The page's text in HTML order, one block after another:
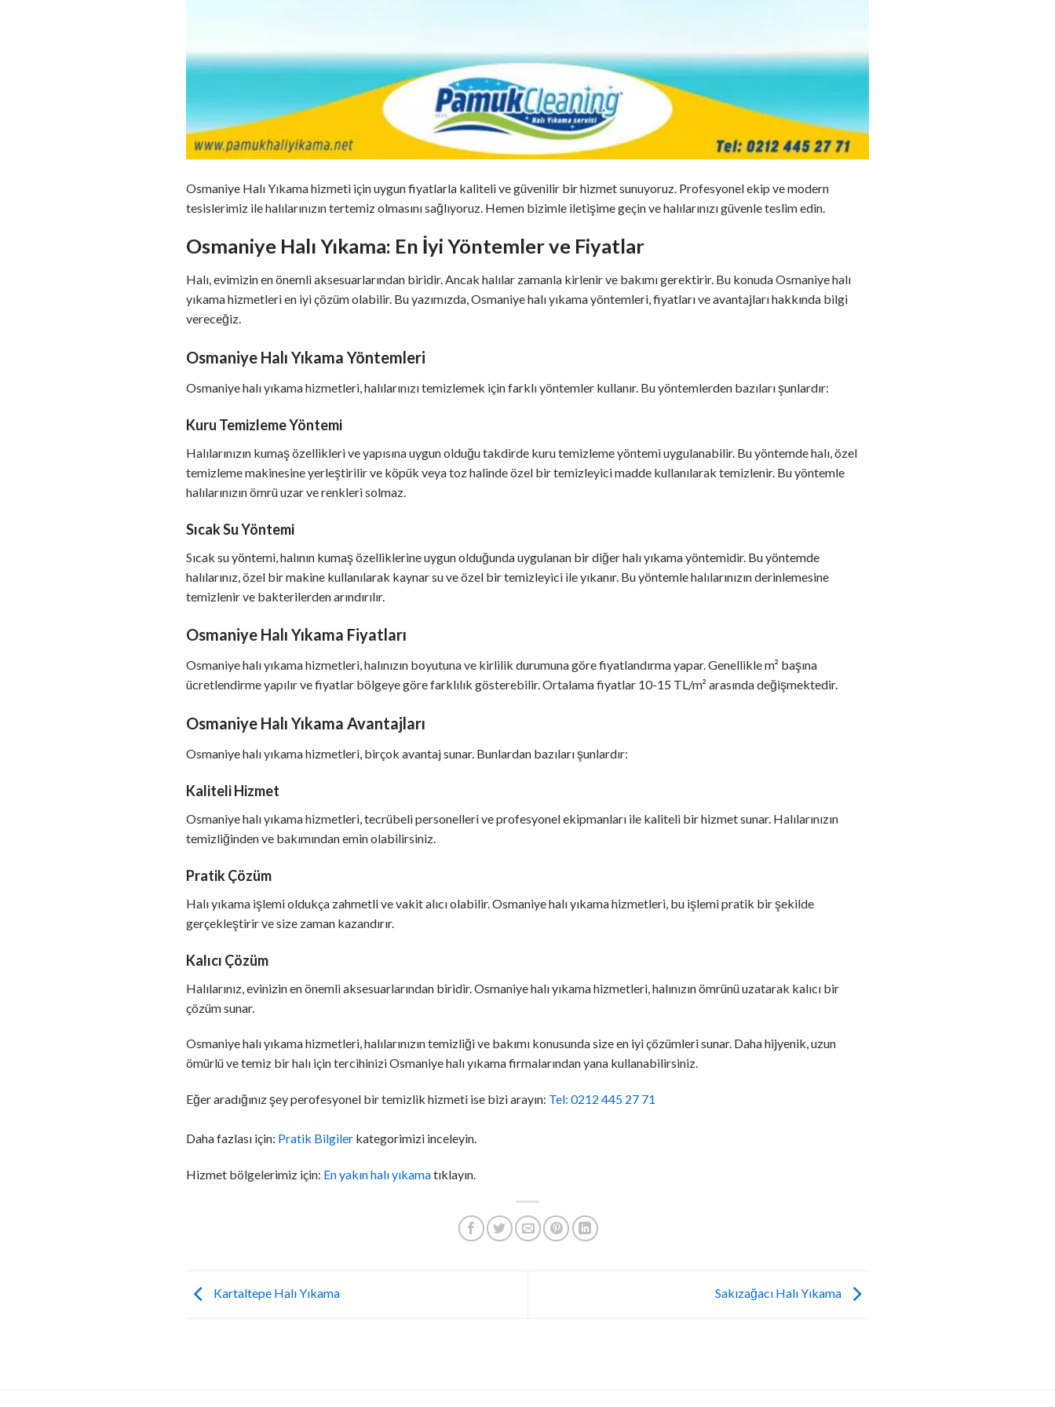
Osmaniye Halı Yıkama hizmeti için uygun fiyatlarla kaliteli ve güvenilir bir hizmet sunuyoruz. Profesyonel ekip ve modern
tesislerimiz ile halılarınızın tertemiz olmasını sağlıyoruz. Hemen bizimle iletişime geçin ve halılarınızı güvenle teslim edin.
Osmaniye Halı Yıkama: En İyi Yöntemler ve Fiyatlar
Halı, evimizin en önemli aksesuarlarından biridir. Ancak halılar zamanla kirlenir ve bakımı gerektirir. Bu konuda Osmaniye halı
yıkama hizmetleri en iyi çözüm olabilir. Bu yazımızda, Osmaniye halı yıkama yöntemleri, fiyatları ve avantajları hakkında bilgi
vereceğiz.
Osmaniye Halı Yıkama Yöntemleri
Osmaniye halı yıkama hizmetleri, halılarınızı temizlemek için farklı yöntemler kullanır. Bu yöntemlerden bazıları şunlardır:
Kuru Temizleme Yöntemi
Halılarınızın kumaş özellikleri ve yapısına uygun olduğu takdirde kuru temizleme yöntemi uygulanabilir. Bu yöntemde halı, özel
temizleme makinesine yerleştirilir ve köpük veya toz halinde özel bir temizleyici madde kullanılarak temizlenir. Bu yöntemle
halılarınızın ömrü uzar ve renkleri solmaz.
Sıcak Su Yöntemi
Sıcak su yöntemi, halının kumaş özelliklerine uygun olduğunda uygulanan bir diğer halı yıkama yöntemidir. Bu yöntemde
halılarınız, özel bir makine kullanılarak kaynar su ve özel bir temizleyici ile yıkanır. Bu yöntemle halılarınızın derinlemesine
temizlenir ve bakterilerden arındırılır.
Osmaniye Halı Yıkama Fiyatları
Osmaniye halı yıkama hizmetleri, halınızın boyutuna ve kirlilik durumuna göre fiyatlandırma yapar. Genellikle m² başına
ücretlendirme yapılır ve fiyatlar bölgeye göre farklılık gösterebilir. Ortalama fiyatlar 10-15 TL/m² arasında değişmektedir.
Osmaniye Halı Yıkama Avantajları
Osmaniye halı yıkama hizmetleri, birçok avantaj sunar. Bunlardan bazıları şunlardır:
Kaliteli Hizmet
Osmaniye halı yıkama hizmetleri, tecrübeli personelleri ve profesyonel ekipmanları ile kaliteli bir hizmet sunar. Halılarınızın
temizliğinden ve bakımından emin olabilirsiniz.
Pratik Çözüm
Halı yıkama işlemi oldukça zahmetli ve vakit alıcı olabilir. Osmaniye halı yıkama hizmetleri, bu işlemi pratik bir şekilde
gerçekleştirir ve size zaman kazandırır.
Kalıcı Çözüm
Halılarınız, evinizin en önemli aksesuarlarından biridir. Osmaniye halı yıkama hizmetleri, halınızın ömrünü uzatarak kalıcı bir
çözüm sunar.
Osmaniye halı yıkama hizmetleri, halılarınızın temizliği ve bakımı konusunda size en iyi çözümleri sunar. Daha hijyenik, uzun
ömürlü ve temiz bir halı için tercihinizi Osmaniye halı yıkama firmalarından yana kullanabilirsiniz.
Eğer aradığınız şey perofesyonel bir temizlik hizmeti ise bizi arayın: Tel: 0212 445 27 71
Daha fazlası için: Pratik Bilgiler kategorimizi inceleyin.
Hizmet bölgelerimiz için: En yakın halı yıkamatıklayın.
Kartaltepe Halı Yıkama Sakızağacı Halı Yıkama